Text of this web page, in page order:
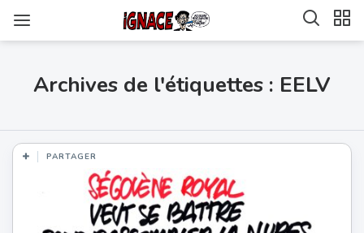
Archives de l'étiquettes : EELV
PARTAGER